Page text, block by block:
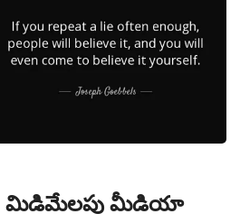
మిడిమేలపు మీడియా